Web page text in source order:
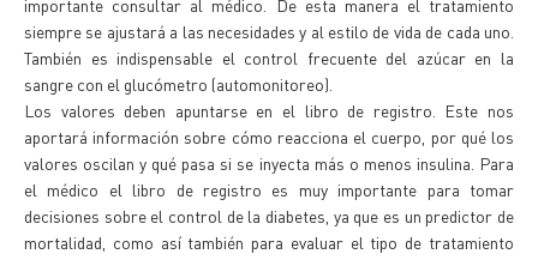
importante consultar al médico. De esta manera el tratamiento
siempre se ajustará a las necesidades y al estilo de vida de cada uno.
También es indispensable el control frecuente del azúcar en la
sangre con el glucómetro (automonitoreo).
Los valores deben apuntarse en el libro de registro. Este nos
aportará información sobre cómo reacciona el cuerpo, por qué los
valores oscilan y qué pasa si se inyecta más o menos insulina. Para
el médico el libro de registro es muy importante para tomar
decisiones sobre el control de la diabetes, ya que es un predictor de
mortalidad, como así también para evaluar el tipo de tratamiento